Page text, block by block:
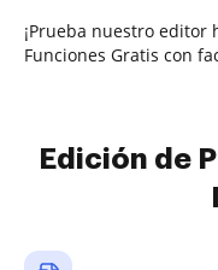
¡Prueba nuestro editor
Funciones Gratis con
Edición de